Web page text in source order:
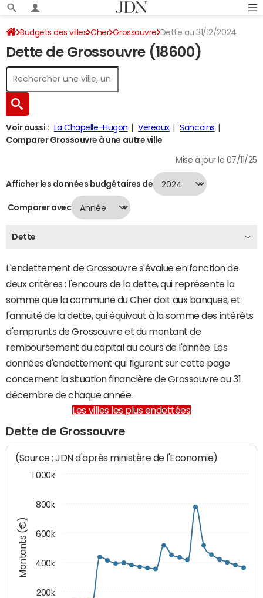
Budgets des villes Cher Grossouvre Dette au 31/12/2024
Dette de Grossouvre (18600)
Voir aussi : La Chapelle-Hugon Vereaux
Sancoins
Comparer Grossouvre à une autre ville
Mise à jour le 07/11/25
Afficher les données budgétaires de
Comparer avec
Dette
L'endettement de Grossouvre s'évalue en fonction de
deux critères : l'encours de la dette, qui représente la
somme que la commune du Cher doit aux banques, et
l'annuité de la dette, qui équivaut à la somme des intérêts
d'emprunts de Grossouvre et du montant de
remboursement du capital au cours de l'année. Les
données d'endettement qui figurent sur cette page
concernent la situation financière de Grossouvre au 31
décembre de chaque année.
Les villes les plus endettées
Dette de Grossouvre
Montants (€)
(Source : JDN d'après ministère de l'Economie)
200k
400k
600k
800k
1 000k